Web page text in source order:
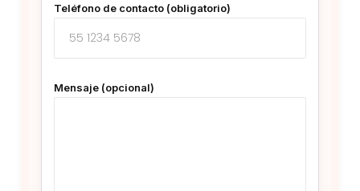
Teléfono de contacto (obligatorio)
Mensaje (opcional)